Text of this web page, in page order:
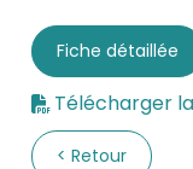
Retour
Fiche détaillée
Télécharger